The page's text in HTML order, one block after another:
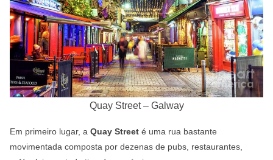
Quay Street – Galway
Em primeiro lugar, a Quay Street é uma rua bastante
movimentada composta por dezenas de pubs, restaurantes,